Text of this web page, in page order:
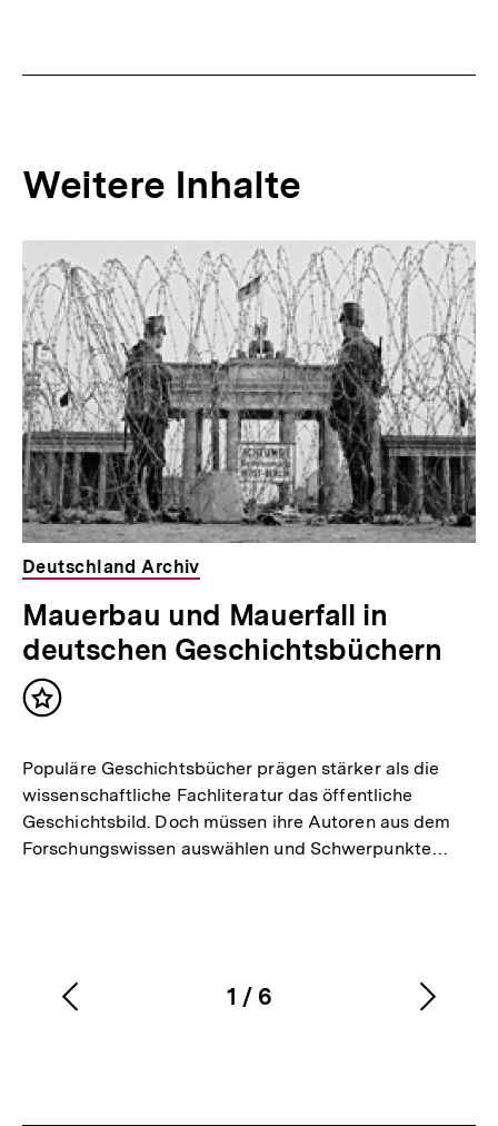
Weitere Inhalte
Inhaltskarousell
für
weitere
Inhalte
Inhaltskarussell
überspringen
Deutschland Archiv
Mauerbau und Mauerfall in
deutschen Geschichtsbüchern
Inhalt
Populäre Geschichtsbücher prägen stärker als die
wissenschaftliche Fachliteratur das öffentliche
Geschichtsbild. Doch müssen ihre Autoren aus dem
Forschungswissen auswählen und Schwerpunkte…
Karussellinhalt
1
von
/ 6
Vorherigen